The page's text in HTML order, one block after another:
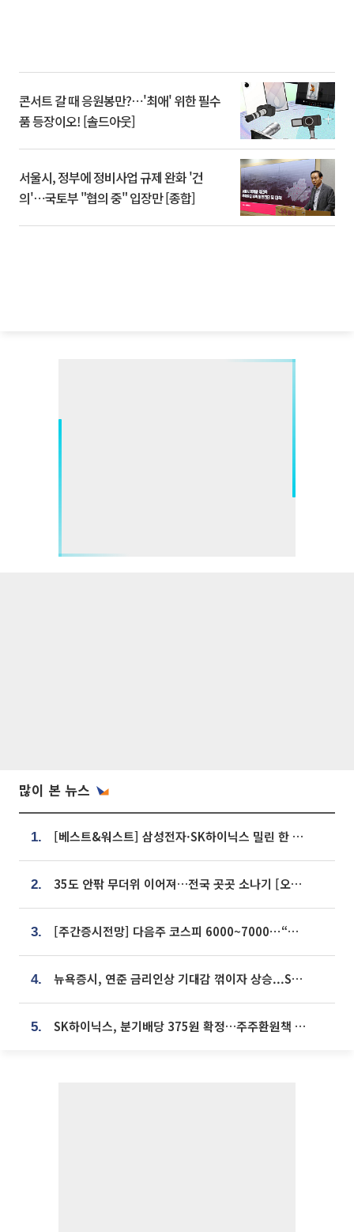
콘서트 갈 때 응원봉만?⋯'최애' 위한 필수
품 등장이오! [솔드아웃]
서울시, 정부에 정비사업 규제 완화 '건
의'⋯국토부 "협의 중" 입장만 [종합]
많이 본 뉴스
1. [베스트&워스트] 삼성전자·SK하이닉스 밀린 한 주…상상인증권은 85% 급등
2. 35도 안팎 무더위 이어져…전국 곳곳 소나기 [오늘 날씨]
3. [주간증시전망] 다음주 코스피 6000~7000⋯“外人 수급은 정책이 변수”
4. 뉴욕증시, 연준 금리인상 기대감 꺾이자 상승...S&P500 사상 최고치 [종합]
5. SK하이닉스, 분기배당 375원 확정…주주환원책 9월로 앞당겨 발표